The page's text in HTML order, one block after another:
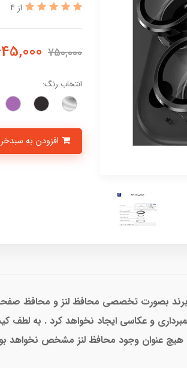
از 4
750,000
انتخاب رنگ:
و عکاسی ایجاد نخواهد کرد . به